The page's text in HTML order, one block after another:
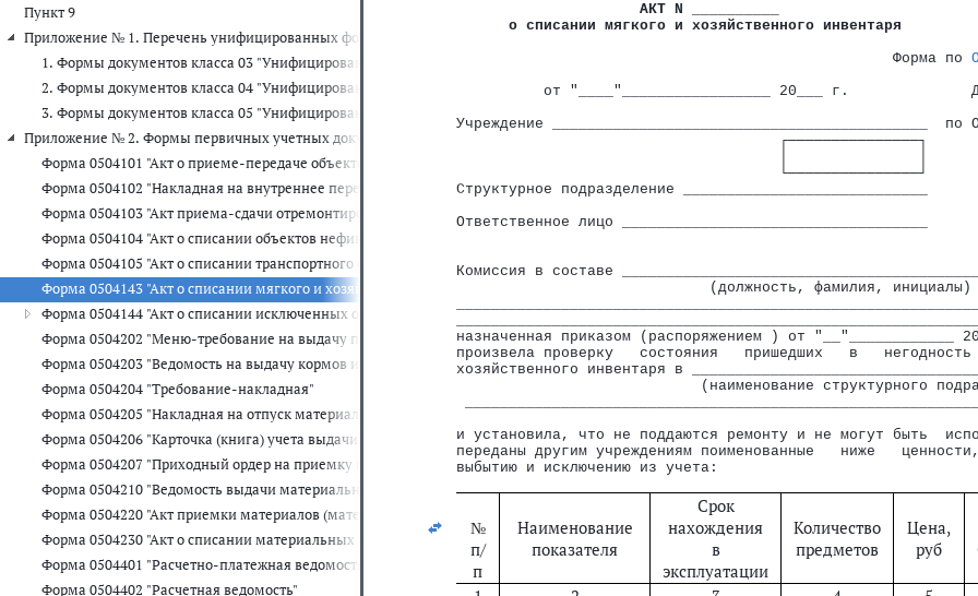
Пункт 9
Приложение № 1. Перечень унифицированных форм первичных учетных документов, применяемых органами государственной власти
1. Формы документов класса 03 "Унифицированная система первичной учетной документации" ОКУД
2. Формы документов класса 04 "Унифицированная система банковской документации" ОКУД
3. Формы документов класса 05 "Унифицированная система бухгалтерской финансовой, учетной и отчетной документации организаций
Приложение № 2. Формы первичных учетных документов для органов государственной власти (государственных органов), органов
Форма 0504101 "Акт о приеме-передаче объектов нефинансовых активов"
Форма 0504102 "Накладная на внутреннее перемещение объектов нефинансовых активов"
Форма 0504103 "Акт приема-сдачи отремонтированных, реконструированных и модернизированных объектов основных средств"
Форма 0504104 "Акт о списании объектов нефинансовых активов (кроме транспортных средств)"
Форма 0504105 "Акт о списании транспортного средства"
Форма 0504143 "Акт о списании мягкого и хозяйственного инвентаря"
Форма 0504144 "Акт о списании исключенных объектов библиотечного фонда"
Форма 0504202 "Меню-требование на выдачу продуктов питания"
Форма 0504203 "Ведомость на выдачу кормов и фуража"
Форма 0504204 "Требование-накладная"
Форма 0504205 "Накладная на отпуск материалов (материальных ценностей) на сторону"
Форма 0504206 "Карточка (книга) учета выдачи имущества в пользование"
Форма 0504207 "Приходный ордер на приемку материальных ценностей (нефинансовых активов)"
Форма 0504210 "Ведомость выдачи материальных ценностей на нужды учреждения"
Форма 0504220 "Акт приемки материалов (материальных ценностей)"
Форма 0504230 "Акт о списании материальных запасов"
Форма 0504401 "Расчетно-платежная ведомость"
Форма 0504402 "Расчетная ведомость"
АКТ N __________
о списании мягкого и хозяйственного инвентаря
                                                  Форма по
от "____"_________________ 20___ г.
Учреждение ___________________________________________
┌───────────────┐
│               │
└───────────────┘
Структурное подразделение
Ответственное лицо
Комиссия в составе
                             (должность, фамилия, инициалы)
назначенная приказом (распоряжением ) от "__"____________
произвела проверку   состояния   пришедших   в
хозяйственного инвентаря в
(наименование структурного
и установила, что не поддаются ремонту и не могут быть
переданы другим учреждениям поименованные   ниже
выбытию и исключению из учета:
№
п/
п
Наименование
показателя
Срок
нахождения
в
эксплуатации
Количество
предметов
Цена,
руб